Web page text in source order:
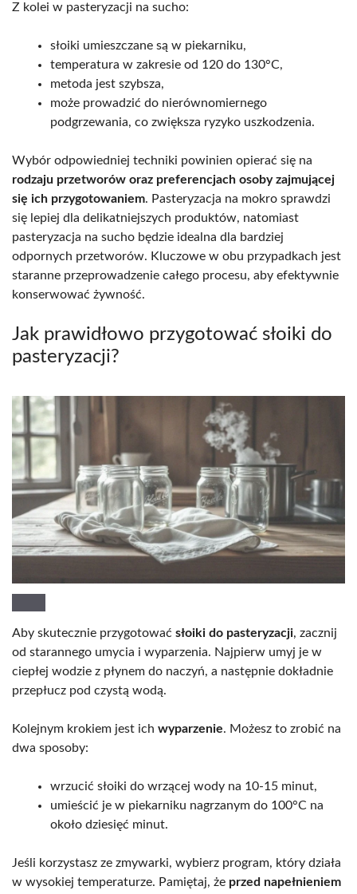
Z kolei w pasteryzacji na sucho:
słoiki umieszczane są w piekarniku,
temperatura w zakresie od 120 do 130°C,
metoda jest szybsza,
może prowadzić do nierównomiernego
podgrzewania, co zwiększa ryzyko uszkodzenia.
Wybór odpowiedniej techniki powinien opierać się na
rodzaju przetworów oraz preferencjach osoby zajmującej
się ich przygotowaniem. Pasteryzacja na mokro sprawdzi
się lepiej dla delikatniejszych produktów, natomiast
pasteryzacja na sucho będzie idealna dla bardziej
odpornych przetworów. Kluczowe w obu przypadkach jest
staranne przeprowadzenie całego procesu, aby efektywnie
konserwować żywność.
Jak prawidłowo przygotować słoiki do
pasteryzacji?
Aby skutecznie przygotować słoiki do pasteryzacji, zacznij
od starannego umycia i wyparzenia. Najpierw umyj je w
ciepłej wodzie z płynem do naczyń, a następnie dokładnie
przepłucz pod czystą wodą.
Kolejnym krokiem jest ich wyparzenie. Możesz to zrobić na
dwa sposoby:
wrzucić słoiki do wrzącej wody na 10-15 minut,
umieścić je w piekarniku nagrzanym do 100°C na
około dziesięć minut.
Jeśli korzystasz ze zmywarki, wybierz program, który działa
w wysokiej temperaturze. Pamiętaj, że przed napełnieniem